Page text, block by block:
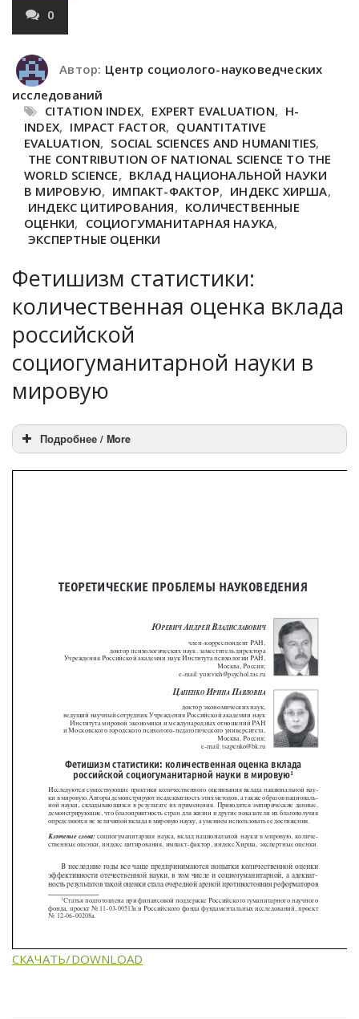
0
Автор: Центр социолого-науковедческих
исследований
CITATION INDEX, EXPERT EVALUATION, H-
INDEX, IMPACT FACTOR, QUANTITATIVE
EVALUATION, SOCIAL SCIENCES AND HUMANITIES,
THE CONTRIBUTION OF NATIONAL SCIENCE TO THE
WORLD SCIENCE, ВКЛАД НАЦИОНАЛЬНОЙ НАУКИ
В МИРОВУЮ, ИМПАКТ-ФАКТОР, ИНДЕКС ХИРША,
ИНДЕКС ЦИТИРОВАНИЯ, КОЛИЧЕСТВЕННЫЕ
ОЦЕНКИ, СОЦИОГУМАНИТАРНАЯ НАУКА,
ЭКСПЕРТНЫЕ ОЦЕНКИ
Фетишизм статистики:
количественная оценка вклада
российской
социогуманитарной науки в
мировую
Подробнее / More
СКАЧАТЬ/DOWNLOAD